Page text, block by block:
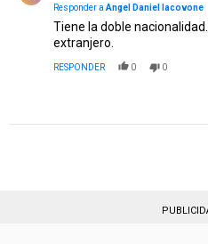
Responder a Angel Daniel Iacovone
Tiene la doble
extranjero.
RESPONDER 0 0